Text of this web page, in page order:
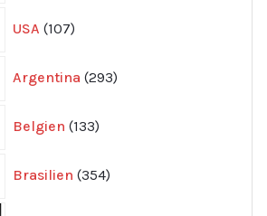
USA 107
produkter
Argentina 293
produkter
Belgien 133
produkter
Brasilien 354
produkter